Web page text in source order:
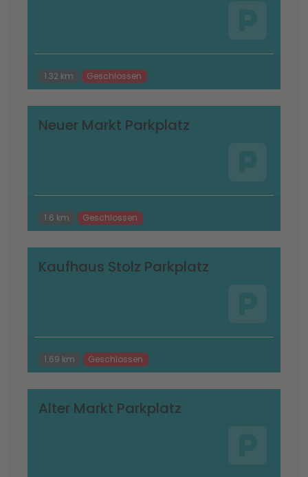
1.32 km Geschlossen
Neuer Markt Parkplatz
1.6 km Geschlossen
Kaufhaus Stolz Parkplatz
1.69 km Geschlossen
Alter Markt Parkplatz